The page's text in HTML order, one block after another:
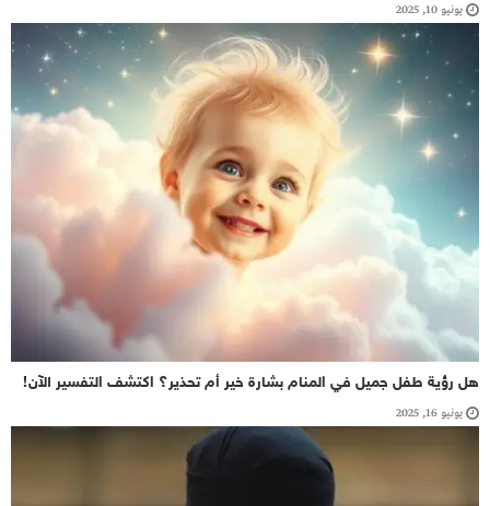
يونيو 10, 2025
هل رؤية طفل جميل في المنام بشارة خير أم تحذير؟ اكتشف التفسير الآن!
يونيو 16, 2025